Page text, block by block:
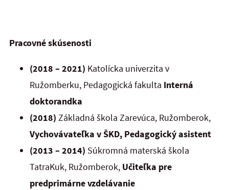
Pracovné skúsenosti
(2018 – 2021) Katolícka univerzita v
Ružomberku, Pedagogická fakulta Interná
doktorandka
(2018) Základná škola Zarevúca, Ružomberok,
Vychovávateľka v ŠKD, Pedagogický asistent
(2013 – 2014) Súkromná materská škola
TatraKuk, Ružomberok, Učiteľka pre
predprimárne vzdelávanie